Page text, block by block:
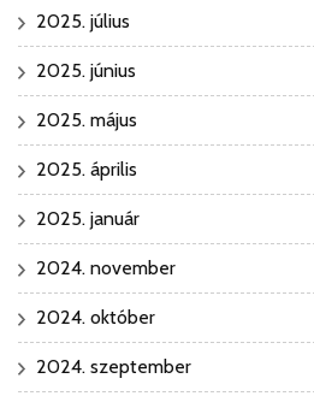
2025. július
2025. június
2025. május
2025. április
2025. január
2024. november
2024. október
2024. szeptember